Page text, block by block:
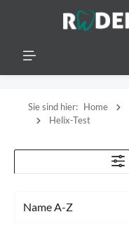
Sie sind hier: Home
Helix-Test